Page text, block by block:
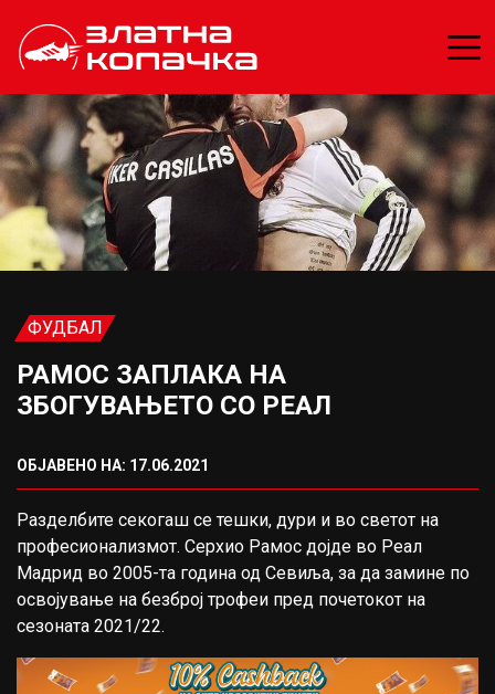
ФУДБАЛ
РАМОС ЗАПЛАКА НА
ЗБОГУВАЊЕТО СО РЕАЛ
ОБЈАВЕНО НА: 17.06.2021
Разделбите секогаш се тешки, дури и во светот на
професионализмот. Серхио Рамос дојде во Реал
Мадрид во 2005-та година од Севиља, за да замине по
освојување на безброј трофеи пред почетокот на
сезоната 2021/22.